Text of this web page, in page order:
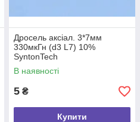
Дросель аксіал. 3*7мм
330мкГн (d3 L7) 10%
SyntonTech
В наявності
5 ₴
Купити